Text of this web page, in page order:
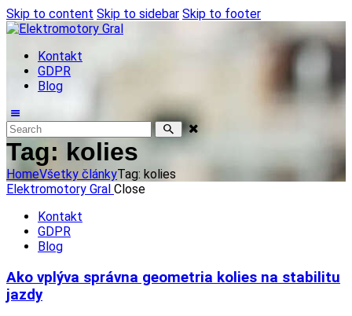
Skip to content Skip to sidebar Skip to footer
Kontakt
GDPR
Blog
Tag: kolies
HomeVšetky článkyTag: kolies
Elektromotory Gral Close
Kontakt
GDPR
Blog
Ako vplýva správna geometria kolies na stabilitu
jazdy